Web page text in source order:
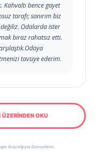
bence gayet
tarafı; sanırım biz
Odalarda ister
biraz rahatsız etti.
tavsiye ederim.
OKU
Aracılığıyla Güncellenir.